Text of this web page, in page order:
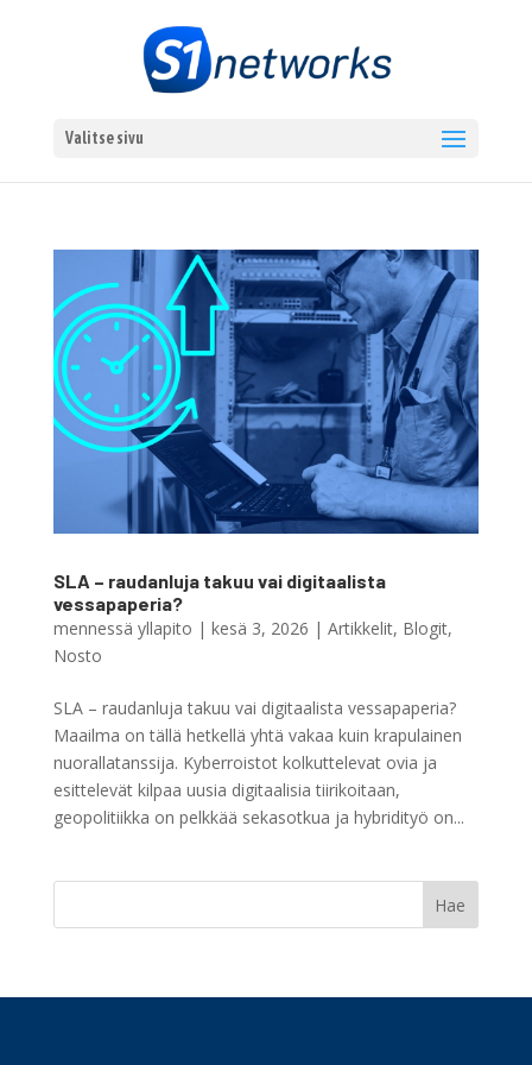
Valitse sivu
SLA – raudanluja takuu vai digitaalista
vessapaperia?
mennessä yllapito | kesä 3, 2026 | Artikkelit, Blogit,
Nosto
SLA – raudanluja takuu vai digitaalista vessapaperia?
Maailma on tällä hetkellä yhtä vakaa kuin krapulainen
nuorallatanssija. Kyberroistot kolkuttelevat ovia ja
esittelevät kilpaa uusia digitaalisia tiirikoitaan,
geopolitiikka on pelkkää sekasotkua ja hybridityö on...